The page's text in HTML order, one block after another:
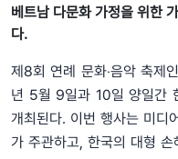
베트남 다문화 가정을 위한
다.
제8회 연례 문화‧음악 축제
년 5월 9일과 10일 양일간
개최된다. 이번 행사는 미
가 주관하고, 한국의 대형